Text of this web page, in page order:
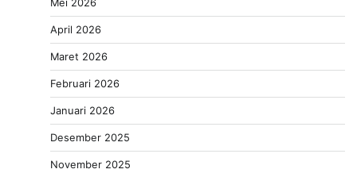
April 2026
Maret 2026
Februari 2026
Januari 2026
Desember 2025
November 2025